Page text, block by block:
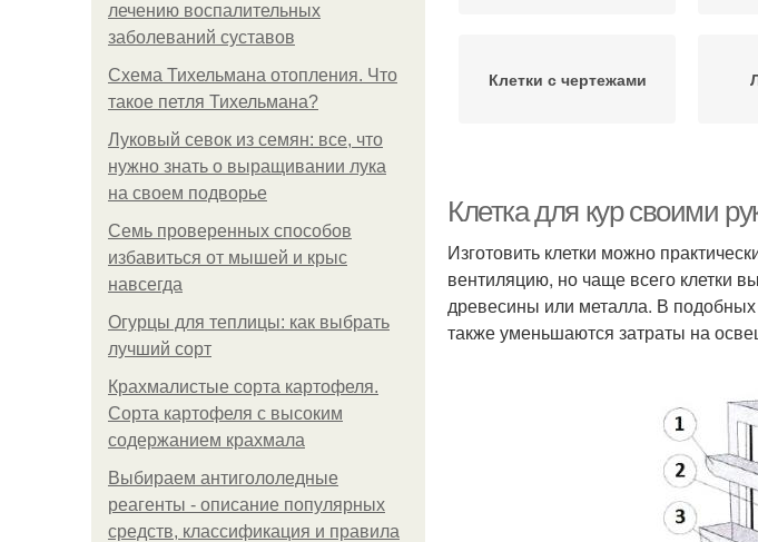
лечению воспалительных
заболеваний суставов
Схема Тихельмана отопления. Что
такое петля Тихельмана?
Луковый севок из семян: все, что
нужно знать о выращивании лука
на своем подворье
Семь проверенных способов
избавиться от мышей и крыс
навсегда
Огурцы для теплицы: как выбрать
лучший сорт
Крахмалистые сорта картофеля.
Сорта картофеля с высоким
содержанием крахмала
Выбираем антигололедные
реагенты - описание популярных
средств, классификация и правила
Клетки с чертежами
Автоматические клетки
Клетка для кур своими
Изготовить клетки можно
вентиляцию, но чаще всего клетки
древесины или металла. В
также уменьшаются затраты на